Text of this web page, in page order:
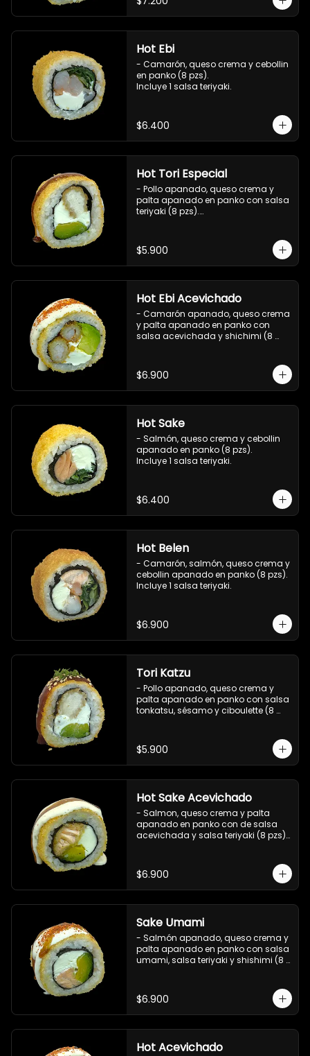
Hot Ebi
- Camarón, queso crema y cebollin
en panko (8 pzs).
Incluye 1 salsa teriyaki.
$6.400
Hot Tori Especial
- Pollo apanado, queso crema y
palta apanado en panko con salsa
teriyaki (8 pzs).
$5.900
Hot Ebi Acevichado
- Camarón apanado, queso crema
y palta apanado en panko con
salsa acevichada y shichimi (8
$6.900
Hot Sake
- Salmón, queso crema y cebollin
apanado en panko (8 pzs).
Incluye 1 salsa teriyaki.
$6.400
Hot Belen
- Camarón, salmón, queso crema y
cebollin apanado en panko (8 pzs).
Incluye 1 salsa teriyaki.
$6.900
Tori Katzu
- Pollo apanado, queso crema y
palta apanado en panko con salsa
tonkatsu, sésamo y ciboulette (8
$5.900
Hot Sake Acevichado
- Salmon, queso crema y palta
apanado en panko con de salsa
acevichada y salsa teriyaki (8 pzs).
$6.900
Sake Umami
- Salmón apanado, queso crema y
palta apanado en panko con salsa
umami, salsa teriyaki y shishimi (8
$6.900
Hot Acevichado